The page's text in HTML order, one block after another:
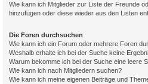
Wie kann ich Mitglieder zur Liste der Freunde
hinzufügen oder diese wieder aus den Listen
Die Foren durchsuchen
Wie kann ich ein Forum oder mehrere Foren
Weshalb erhalte ich bei der Suche keine
Warum bekomme ich bei der Suche eine leere
Wie kann ich nach Mitgliedern suchen?
Wie kann ich meine eigenen Beiträge und